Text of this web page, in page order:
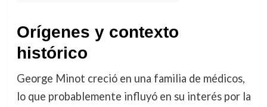
Orígenes y contexto
histórico
George Minot creció en una familia de médicos,
lo que probablemente influyó en su interés por la